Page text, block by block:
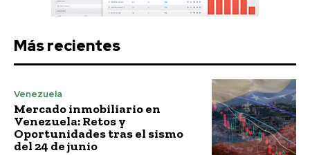
Más recientes
Venezuela
Mercado inmobiliario en
Venezuela: Retos y
Oportunidades tras el sismo
del 24 de junio